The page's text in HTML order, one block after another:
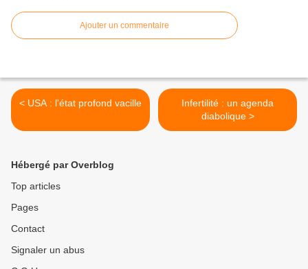
Ajouter un commentaire
< USA : l'état profond vacille
Infertilité : un agenda
diabolique >
Hébergé par Overblog
Top articles
Pages
Contact
Signaler un abus